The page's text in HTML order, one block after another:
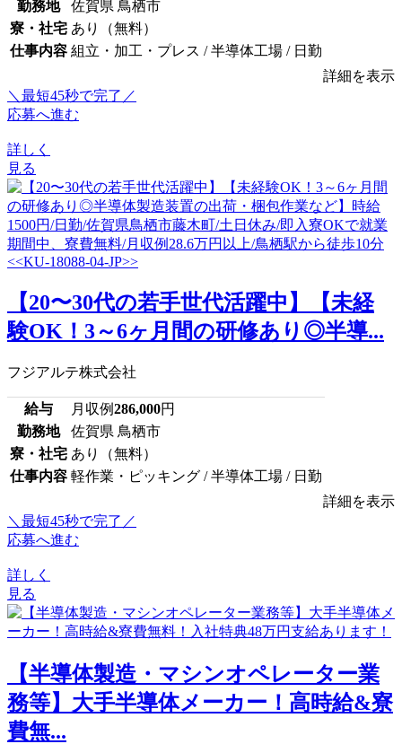
勤務地
佐賀県 鳥栖市
寮・社宅 あり（無料）
仕事内容 組立・加工・プレス / 半導体工場 / 日勤
詳細を表示
＼最短45秒で完了／
応募へ進む
詳しく
見る
【20〜30代の若手世代活躍中】【未経
験OK！3～6ヶ月間の研修あり◎半導...
フジアルテ株式会社
給与 月収例286,000円
勤務地
佐賀県 鳥栖市
寮・社宅 あり（無料）
仕事内容 軽作業・ピッキング / 半導体工場 / 日勤
詳細を表示
＼最短45秒で完了／
応募へ進む
詳しく
見る
【半導体製造・マシンオペレーター業
務等】大手半導体メーカー！高時給&寮
費無...